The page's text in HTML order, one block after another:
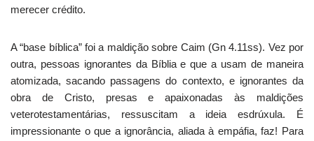
merecer crédito.
A “base bíblica” foi a maldição sobre Caim (Gn 4.11ss). Vez por
outra, pessoas ignorantes da Bíblia e que a usam de maneira
atomizada, sacando passagens do contexto, e ignorantes da
obra de Cristo, presas e apaixonadas às maldições
veterotestamentárias, ressuscitam a ideia esdrúxula. É
impressionante o que a ignorância, aliada à empáfia, faz! Para